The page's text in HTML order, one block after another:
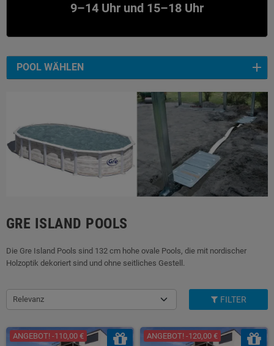
9–14 Uhr und 15–18 Uhr
POOL WÄHLEN
GRE ISLAND POOLS
Die Gre Island Pools sind 132 cm hohe ovale Pools, die mit nordischer
Holzoptik dekoriert sind und ohne seitliches Gestell.
Relevanz FILTER
ANGEBOT! -110,00 € ANGEBOT! -120,00 €